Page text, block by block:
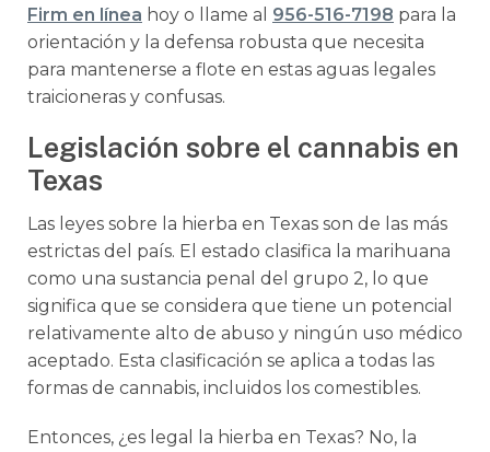
Firm en línea hoy o llame al 956-516-7198 para la
orientación y la defensa robusta que necesita
para mantenerse a flote en estas aguas legales
traicioneras y confusas.
Legislación sobre el cannabis en
Texas
Las leyes sobre la hierba en Texas son de las más
estrictas del país. El estado clasifica la marihuana
como una sustancia penal del grupo 2, lo que
significa que se considera que tiene un potencial
relativamente alto de abuso y ningún uso médico
aceptado. Esta clasificación se aplica a todas las
formas de cannabis, incluidos los comestibles.
Entonces, ¿es legal la hierba en Texas? No, la